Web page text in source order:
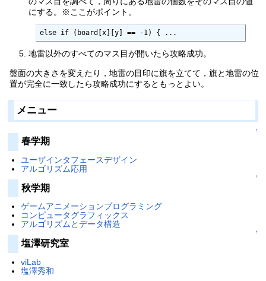
にする。※ここがポイント。
else if (board[x][y] == -1) { ...
地雷以外のすべてのマス目が開いたら攻略成功。
盤面の大きさを変えたり，地雷の目印に旗を立てて，旗と地雷の位
置が完全に一致したら攻略成功にするともっとよい。
メニュー
↑
春学期
ユーザインタフェースデザイン
アルゴリズム応用
↑
秋学期
ゲームアニメーションプログラミング
コンピュータグラフィックス
アルゴリズムとデータ構造
↑
塩澤研究室
viLab
塩澤秀和